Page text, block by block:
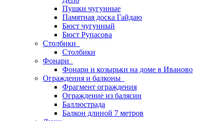
Пушки чугунные
Памятная доска Гайдаю
Бюст чугунный
Бюст Рупасова
Столбики
Столбики
Фонари
Фонари и козырьки на доме в Иваново
Ограждения и балконы
Фрагмент ограждения
Ограждение из балясин
Баллюстрада
Балкон длиной 7 метров